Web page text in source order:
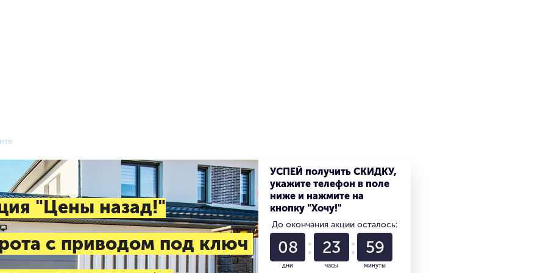
"Цены назад!"
с приводом под ключ
УСПЕЙ получить СКИДКУ,
укажите телефон в поле
ниже и нажмите на
кнопку "Хочу!"
До окончания акции осталось:
08
дни
23
часы
59
минуты